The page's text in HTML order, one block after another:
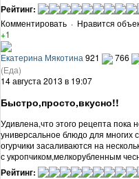
Рейтинг:
Комментировать · Нравится
+1
Екатерина Мякотина 921 766
(Еда)
14 августа 2013 в 19:07
Быстро,просто,вкусно!!
Удивлена,что этого рецепта
универсальное блюдо для многих
огурчики засаливаются на
с укропчиком,мелкорубленным
Рейтинг: